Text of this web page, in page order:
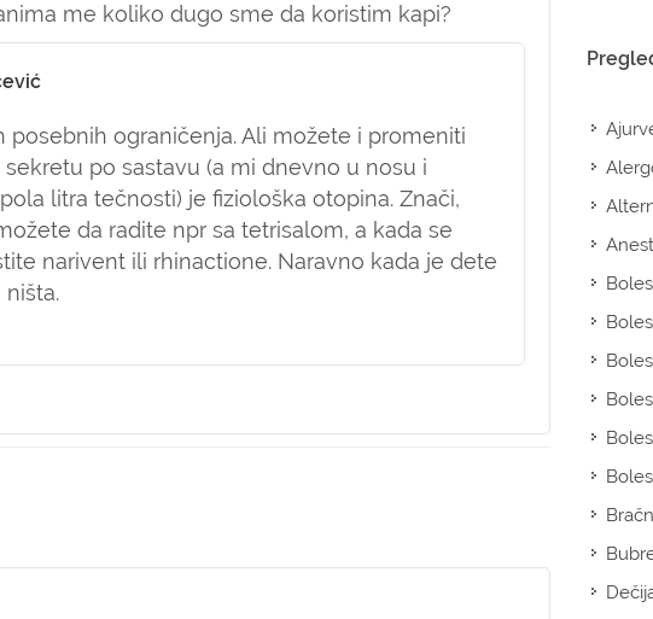
me koliko dugo sme da koristim kapi?
posebnih ograničenja. Ali možete i promeniti
po sastavu (a mi dnevno u nosu i
litra tečnosti) je fiziološka otopina. Znači,
da radite npr sa tetrisalom, a kada se
narivent ili rhinactione. Naravno kada je dete